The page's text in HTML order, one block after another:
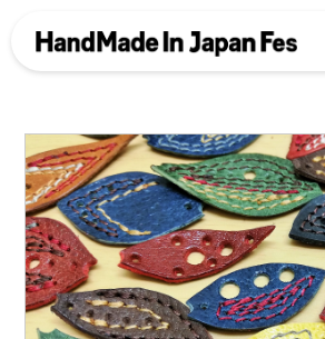
Photo Gallery
EN 中文